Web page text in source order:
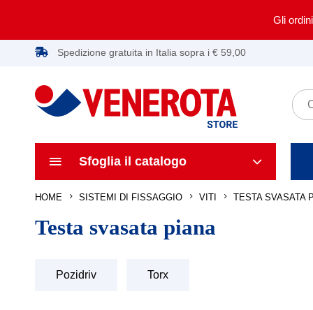
Gli
Spedizione gratuita in Italia sopra i € 59,00
Sfoglia il catalogo
HOME SISTEMI DI FISSAGGIO VITI TESTA SVASATA
Testa svasata piana
Pozidriv Torx